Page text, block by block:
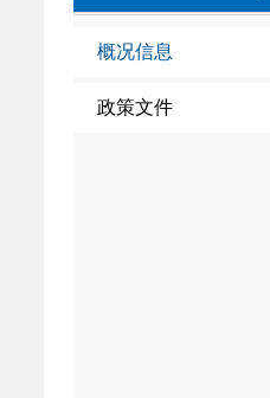
概况信息
政策文件